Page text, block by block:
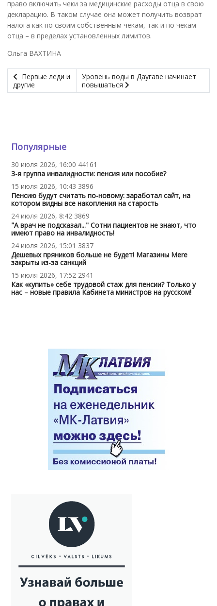
право включить чеки за медицинские расходы отца в свою
декларацию. В таком случае она может получить возврат
налога как по своим собственным чекам, так и по чекам
отца – в пределах установленных лимитов.
Ольга ВАХТИНА
Первые леди и
другие
Уровень воды в Даугаве начинает
повышаться
Популярные
30 июля 2026, 16:00 44161
3-я группа инвалидности: пенсия или пособие?
15 июля 2026, 10:43 3896
Пенсию будут считать по-новому: заработал сайт, на
котором видны все накопления на старость
24 июля 2026, 8:42 3869
"А врач не подсказал..." Сотни пациентов не знают, что
имеют право на инвалидность!
24 июля 2026, 15:01 3837
Дешевых пряников больше не будет! Магазины Mere
закрыты из-за санкций
15 июля 2026, 17:52 2941
Как «купить» себе трудовой стаж для пенсии? Только у
нас – новые правила Кабинета министров на русском!